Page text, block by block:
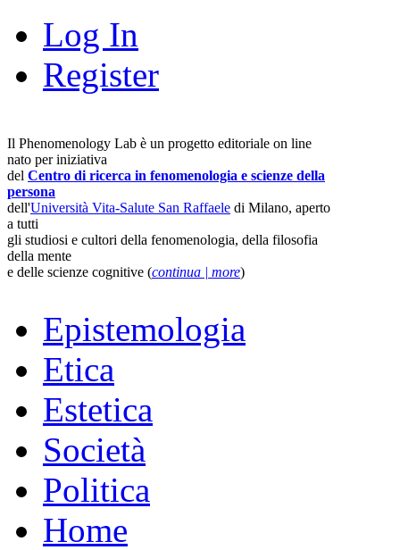
Log In
Register
Il Phenomenology Lab è un progetto editoriale on line
nato per iniziativa
del Centro di ricerca in fenomenologia e scienze della
persona
dell'Università Vita-Salute San Raffaele di Milano, aperto
a tutti
gli studiosi e cultori della fenomenologia, della filosofia
della mente
e delle scienze cognitive (continua | more)
Epistemologia
Etica
Estetica
Società
Politica
Home